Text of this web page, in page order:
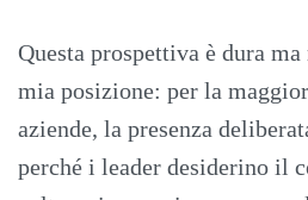
Questa prospettiva è dura
mia posizione: per la
aziende, la presenza
perché i leader desiderino il